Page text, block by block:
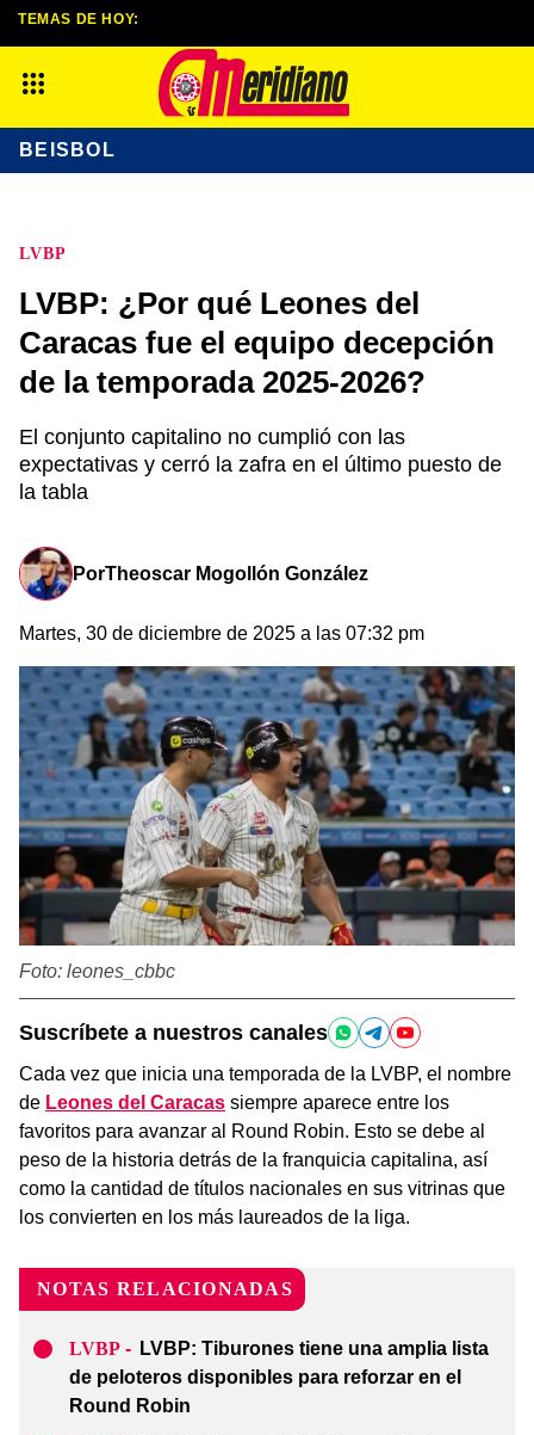
LVBP
LVBP: ¿Por qué Leones del
Caracas fue el equipo decepción
de la temporada 2025-2026?
El conjunto capitalino no cumplió con las
expectativas y cerró la zafra en el último puesto de
la tabla
PorTheoscar Mogollón González
Martes, 30 de diciembre de 2025 a las 07:32 pm
Foto: leones_cbbc
Suscríbete a nuestros canales
Cada vez que inicia una temporada de la LVBP, el nombre
de Leones del Caracas siempre aparece entre los
favoritos para avanzar al Round Robin. Esto se debe al
peso de la historia detrás de la franquicia capitalina, así
como la cantidad de títulos nacionales en sus vitrinas que
los convierten en los más laureados de la liga.
NOTAS RELACIONADAS
LVBP - LVBP: Tiburones tiene una amplia lista
de peloteros disponibles para reforzar en el
Round Robin
TEMAS DE HOY:
BEISBOL